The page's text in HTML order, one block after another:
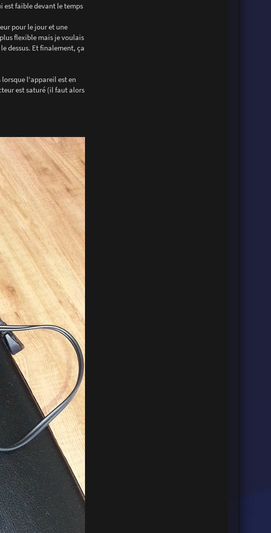
est faible devant le temps
pour le jour et une
flexible mais je voulais
dessus. Et finalement, ça
l'appareil est en
est saturé (il faut alors